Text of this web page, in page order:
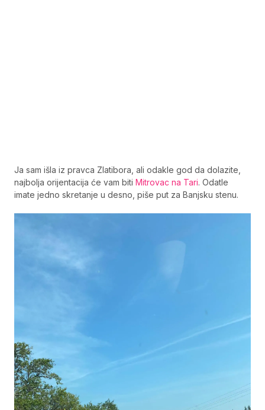
Ja sam išla iz pravca Zlatibora, ali odakle god da dolazite,
najbolja orijentacija će vam biti Mitrovac na Tari. Odatle
imate jedno skretanje u desno, piše put za Banjsku stenu.